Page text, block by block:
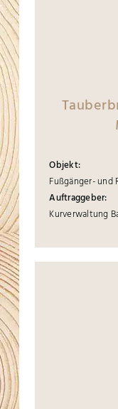
Objekt:
Fußgänger- und
Auftraggeber:
Kurverwaltung